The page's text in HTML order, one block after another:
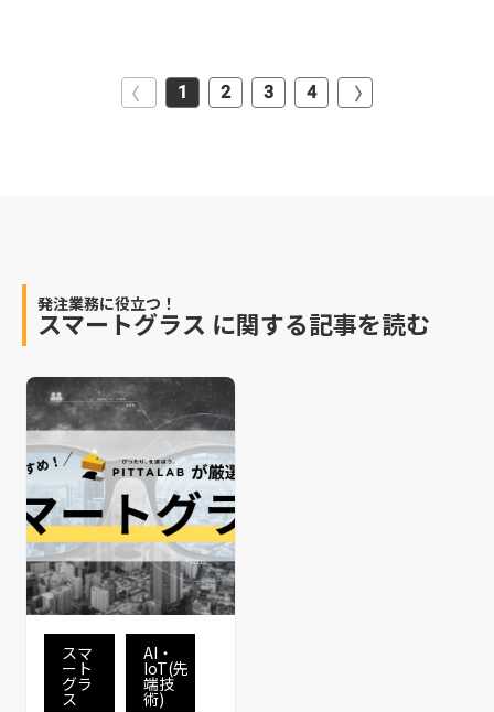
1 2 3 4
発注業務に役立つ！
スマートグラス に関する記事を読む
スマ
ート
グラ
ス
AI・
IoT(先
端技
術)